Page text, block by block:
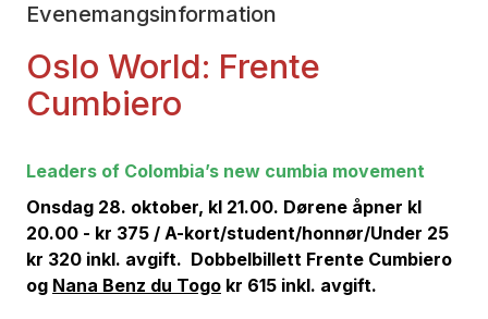
Evenemangsinformation
Oslo World: Frente
Cumbiero
Leaders of Colombia’s new cumbia movement
Onsdag 28. oktober, kl 21.00. Dørene åpner kl
20.00 - kr 375 / A-kort/student/honnør/Under 25
kr 320 inkl. avgift. Dobbelbillett Frente Cumbiero
og Nana Benz du Togo kr 615 inkl. avgift.